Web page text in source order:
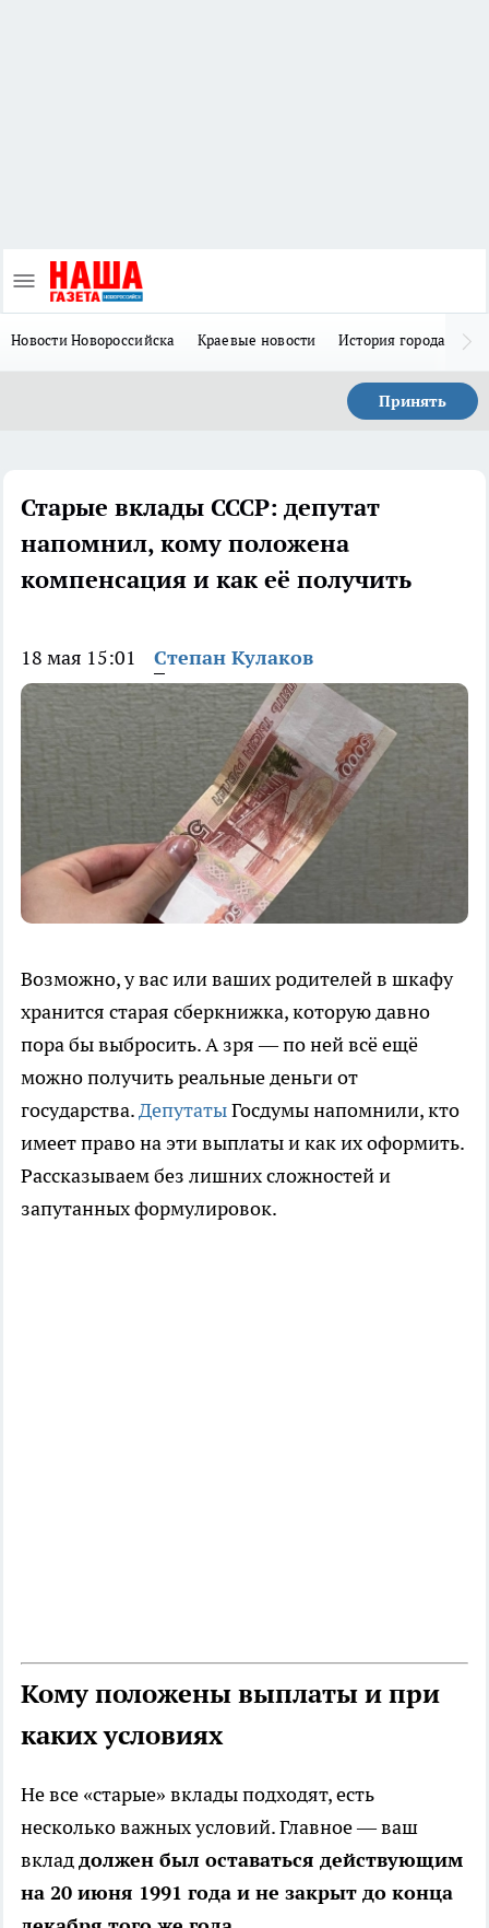
Новости Новороссийска Краевые новости История города Н
Принять
Старые вклады СССР: депутат
напомнил, кому положена
компенсация и как её получить
18 мая 15:01 Степан Кулаков
Возможно, у вас или ваших родителей в шкафу
хранится старая сберкнижка, которую давно
пора бы выбросить. А зря — по ней всё ещё
можно получить реальные деньги от
государства.ДепутатыГосдумы напомнили, кто
имеет право на эти выплаты и как их оформить.
Рассказываем без лишних сложностей и
запутанных формулировок.
Кому положены выплаты и при
каких условиях
Не все «старые» вклады подходят, есть
несколько важных условий. Главное — ваш
вкладдолжен был оставаться действующим
на 20 июня 1991 года и не закрыт до конца